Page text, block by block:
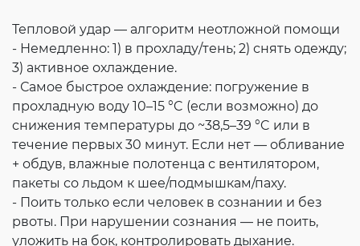
Тепловой удар — алгоритм неотложной помощи
- Немедленно: 1) в прохладу/тень; 2) снять одежду;
3) активное охлаждение.
- Самое быстрое охлаждение: погружение в
прохладную воду 10–15 °C (если возможно) до
снижения температуры до ~38,5–39 °C или в
течение первых 30 минут. Если нет — обливание
+ обдув, влажные полотенца с вентилятором,
пакеты со льдом к шее/подмышкам/паху.
- Поить только если человек в сознании и без
рвоты. При нарушении сознания — не поить,
уложить на бок, контролировать дыхание.